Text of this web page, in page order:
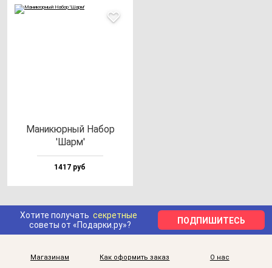
Мани­кюр­ный Набор
'Шарм'
1417 руб
Хотите получать секретные
советы от «Подарки.ру»?
ПОДПИШИТЕСЬ
Магазинам Как оформить заказ О нас